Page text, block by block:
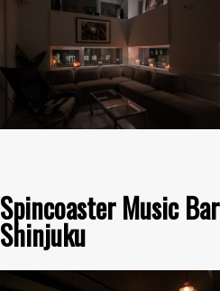
Spincoaster Music Bar
Shinjuku